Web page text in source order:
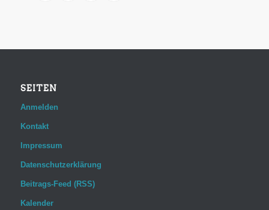
SEITEN
Anmelden
Kontakt
Impressum
Datenschutzerklärung
Beitrags-Feed (RSS)
Kalender